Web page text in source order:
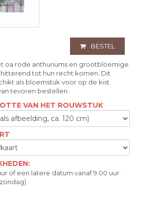
BESTEL
oa rode anthuriums en grootbloemige
tot hun recht komen. Dit
als bloemstuk voor op de kist.
tevoren bestellen.
VAN HET ROUWSTUK
of een latere datum vanaf 9.00 uur.